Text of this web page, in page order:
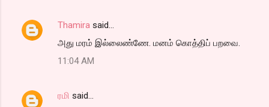
Thamira said…
அது மரம் இல்லைண்ணே. மனம் கொத்திப் பறவை.
11:04 AM
ரமி said…